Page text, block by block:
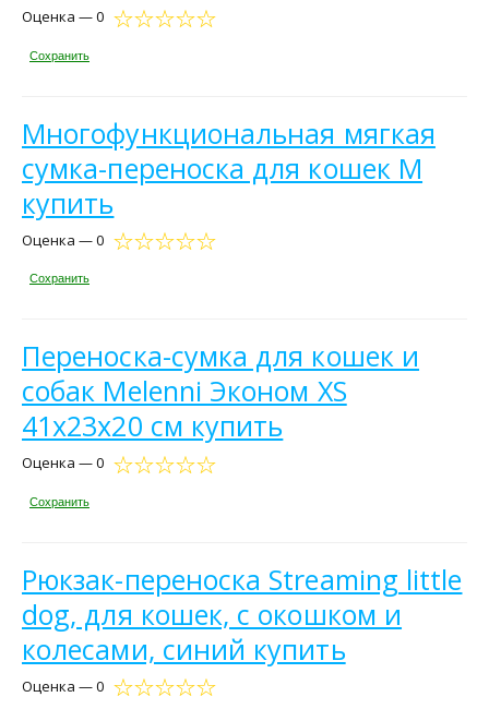
Оценка — 0
Сохранить
Многофункциональная мягкая
сумка-переноска для кошек M
купить
Оценка — 0
Сохранить
Переноска-сумка для кошек и
собак Melenni Эконом XS
41х23х20 см купить
Оценка — 0
Сохранить
Рюкзак-переноска Streaming little
dog, для кошек, с окошком и
колесами, синий купить
Оценка — 0